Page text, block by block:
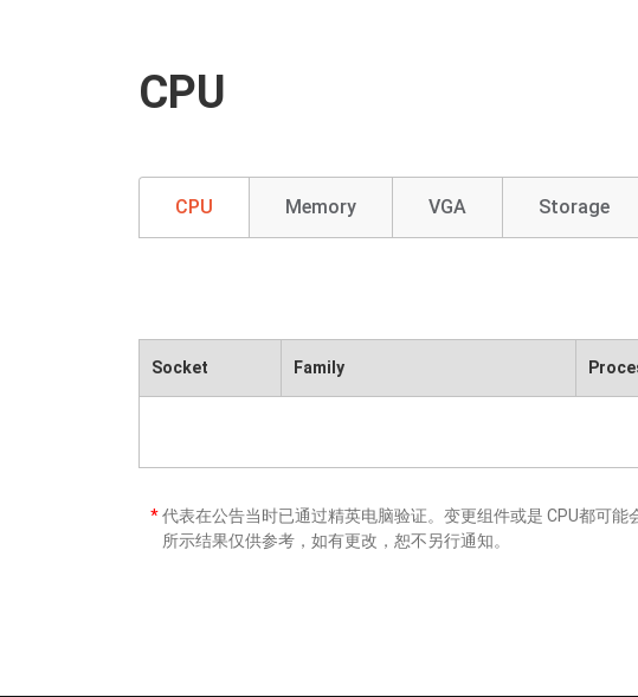
CPU
CPU Memory VGA Storage
Socket Family
*代表在公告当时已通过精英电脑验证。变更组件或是 CPU都可能
所示结果仅供参考，如有更改，恕不另行通知。